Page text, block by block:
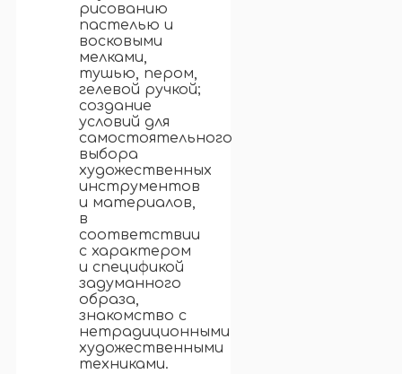
рисованию
пастелью и
восковыми
мелками,
тушью, пером,
гелевой ручкой;
создание
условий для
самостоятельного
выбора
художественных
инструментов
и материалов,
в
соответствии
с характером
и спецификой
задуманного
образа,
знакомство с
нетрадиционными
художественными
техниками.